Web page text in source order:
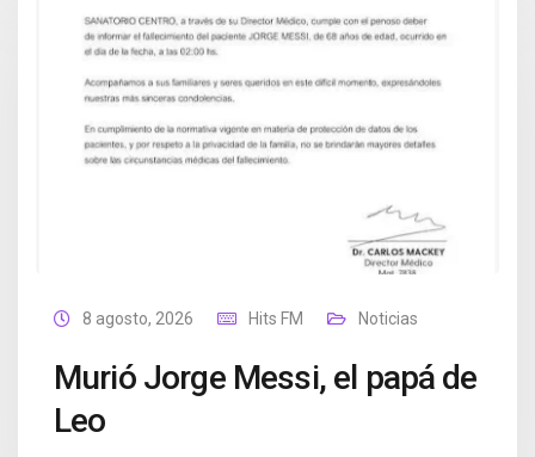
8 agosto, 2026 Hits FM Noticias
Murió Jorge Messi, el papá de
Leo